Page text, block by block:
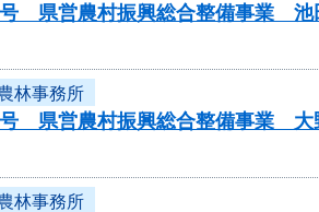
号 県営農村振興総合整備事業
林事務所
号 県営農村振興総合整備事業
林事務所